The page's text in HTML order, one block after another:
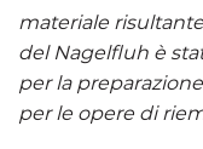
materiale
del Nagelfluh è
per la
per le opere di